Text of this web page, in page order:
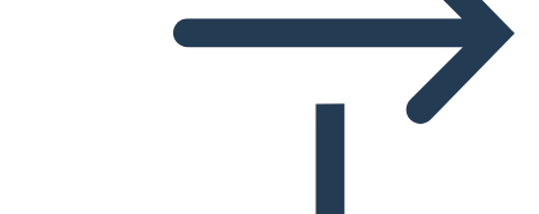
Venni Skeem 3 Ringid